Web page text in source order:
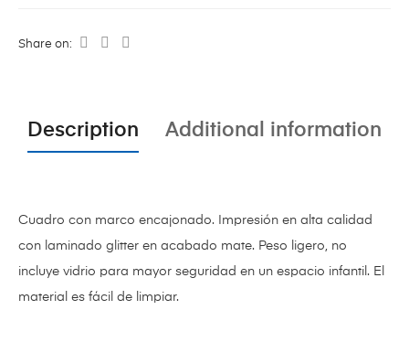
Share on:
Description Additional information
Cuadro con marco encajonado. Impresión en alta calidad
con laminado glitter en acabado mate. Peso ligero, no
incluye vidrio para mayor seguridad en un espacio infantil. El
material es fácil de limpiar.